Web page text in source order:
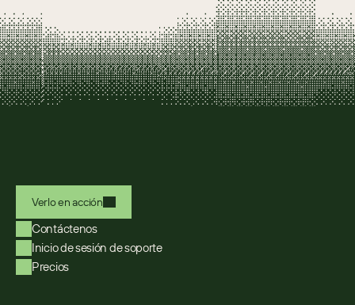
Verlo en acción
Contáctenos
Inicio de sesión de soporte
Precios